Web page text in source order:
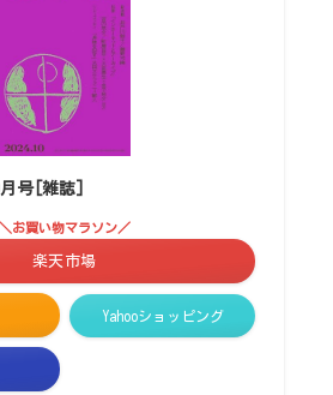
号[雑誌]
＼お買い物マラソン／
楽天市場
Yahooショッピング